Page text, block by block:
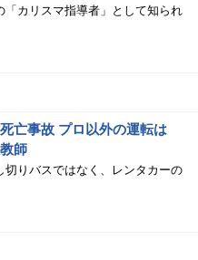
カリスマ指導者」として知られ
亡事故 プロ以外の運転は
師
りバスではなく、レンタカーの